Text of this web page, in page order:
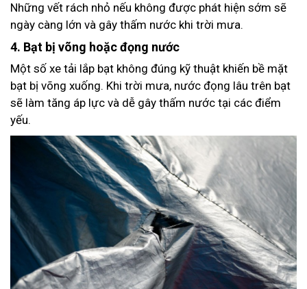
Những vết rách nhỏ nếu không được phát hiện sớm sẽ
ngày càng lớn và gây thấm nước khi trời mưa.
4. Bạt bị võng hoặc đọng nước
Một số xe tải lắp bạt không đúng kỹ thuật khiến bề mặt
bạt bị võng xuống. Khi trời mưa, nước đọng lâu trên bạt
sẽ làm tăng áp lực và dễ gây thấm nước tại các điểm
yếu.